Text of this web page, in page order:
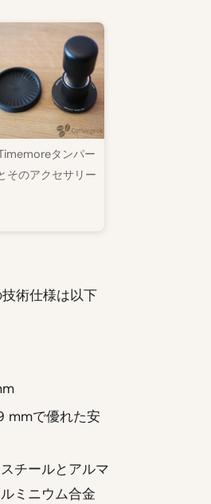
タンパー
そのアクセサリー
術仕様は以下
mmで優れた安
チールとアルマ
ミニウム合金